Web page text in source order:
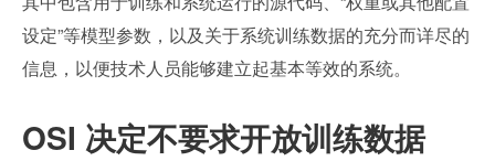
设定”等模型参数，以及关于系统训练数据的充分而详尽的
信息，以便技术人员能够建立起基本等效的系统。
OSI 决定不要求开放训练数据